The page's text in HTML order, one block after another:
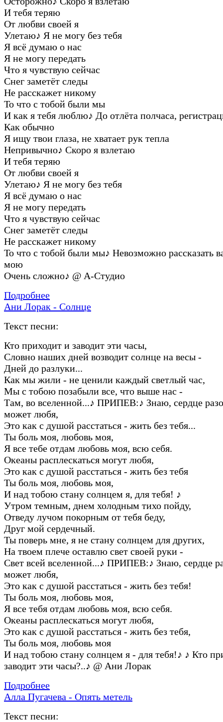
И тебя теряю
От любви своей я
Улетаю♪ Я не могу без тебя
Я всё думаю о нас
Я не могу передать
Что я чувствую сейчас
Снег заметёт следы
Не расскажет никому
То что с тобой были мы
И как я тебя люблю♪ До отлёта полчаса,
Как обычно
Я ищу твои глаза, не хватает рук тепла
Непривычно♪ Скоро я взлетаю
И тебя теряю
От любви своей я
Улетаю♪ Я не могу без тебя
Я всё думаю о нас
Я не могу передать
Что я чувствую сейчас
Снег заметёт следы
Не расскажет никому
То что с тобой были мы♪ Невозможно рассказать
мою
Очень сложно♪ @ А-Студио
Подробнее
Ани Лорак - Солнце
Текст песни:
Кто приходит и заводит эти часы,
Словно наших дней возводит солнце на весы -
Дней до разлуки...
Как мы жили - не ценили каждый светлый час,
Мы с тобою позабыли все, что выше нас -
Там, во вселенной...♪ ПРИПЕВ:♪ Знаю, сердце
может любя,
Это как с душой расстаться - жить без тебя...
Ты боль моя, любовь моя,
Я все тебе отдам любовь моя, всю себя.
Океаны расплескаться могут любя,
Это как с душой расстаться - жить без тебя
Ты боль моя, любовь моя,
И над тобою стану солнцем я, для тебя! ♪
Утром темным, днем холодным тихо пойду,
Отведу лучом покорным от тебя беду,
Друг мой сердечный.
Ты поверь мне, я не стану солнцем для других,
На твоем плече оставлю свет своей руки -
Свет всей вселенной...♪ ПРИПЕВ:♪ Знаю, сердце
может любя,
Это как с душой расстаться - жить без тебя!
Ты боль моя, любовь моя,
Я все тебя отдам любовь моя, всю себя.
Океаны расплескаться могут любя,
Это как с душой расстаться - жить без тебя,
Ты боль моя, любовь моя
И над тобою стану солнцем я - для тебя!♪ ♪ Кто
заводит эти часы?..♪ @ Ани Лорак
Подробнее
Алла Пугачева - Опять метель
Текст песни: